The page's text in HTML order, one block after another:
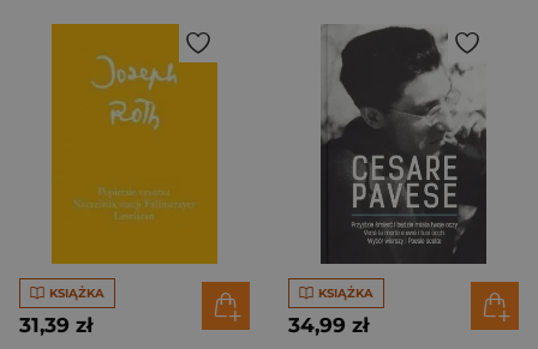
KSIĄŻKA
31,39 zł
KSIĄŻKA
34,99 zł